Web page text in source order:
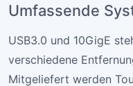
Umfassende
USB3.0 und 10GigE
verschiedene
Mitgeliefert werden